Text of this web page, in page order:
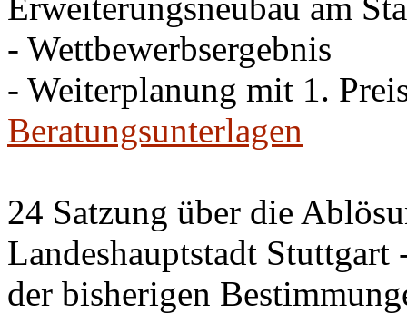
- Wettbewerbsergebnis
- Weiterplanung mit 1.
Beratungsunterlagen
24 Satzung über die
Landeshauptstadt
der bisherigen